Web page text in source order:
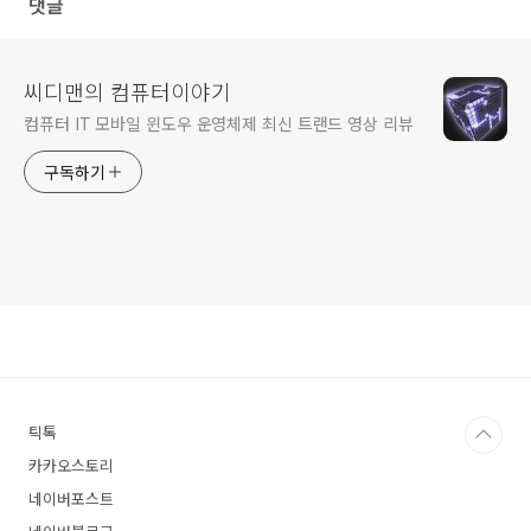
씨디맨의 컴퓨터이야기
컴퓨터 IT 모바일 윈도우 운영체제 최신 트랜드 영상 리뷰
구독하기
틱톡
카카오스토리
네이버포스트